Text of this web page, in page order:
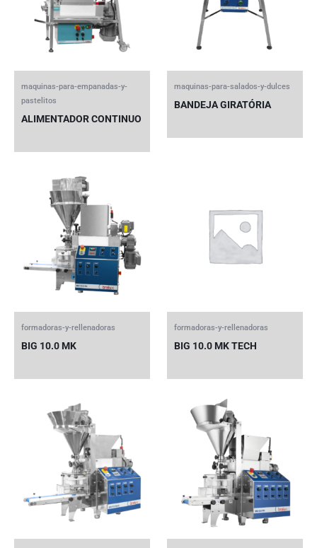
maquinas-para-empanadas-y-
pastelitos
ALIMENTADOR CONTINUO
maquinas-para-salados-y-dulces
BANDEJA GIRATÓRIA
formadoras-y-rellenadoras
BIG 10.0 MK
formadoras-y-rellenadoras
BIG 10.0 MK TECH